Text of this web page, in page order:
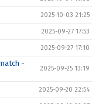
2025-10-03 21:25
2025-09-27 17:53
2025-09-27 17:10
-
2025-09-25 13:19
2025-09-20 22:54